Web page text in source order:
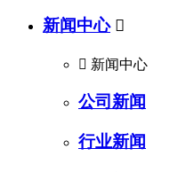
新闻中心 
 新闻中心
公司新闻
行业新闻